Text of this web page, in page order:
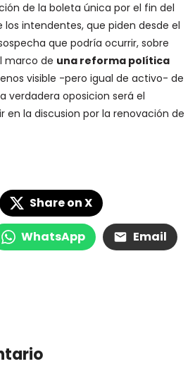
de la boleta única por el fin del
intendentes, que piden desde el
que podría ocurrir, sobre
marco de una reforma política
visible -pero igual de activo- de
verdadera oposicion será el
en la discusion por la renovación de
Share on X
WhatsApp Email